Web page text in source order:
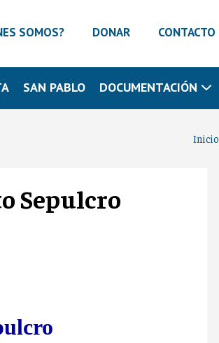
SOMOS? DONAR CONTACTO
SAN PABLO DOCUMENTACIÓN
Inicio
Sepulcro